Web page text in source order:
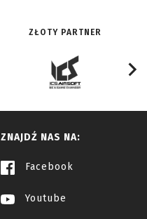
ZŁOTY PARTNER
ZNAJDŹ NAS NA:
Facebook
Youtube